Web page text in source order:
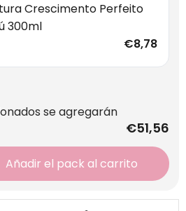
Crescimento Perfeito
300ml
€8,78
se agregarán
€51,56
Añadir el pack al carrito